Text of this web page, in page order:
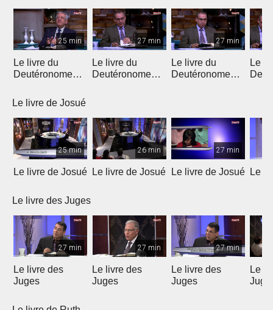
25 min
Le livre du
Deutéronome
27 min
Le livre du
Deutéronome
27 min
Le livre du
Deutéronome
Le
Le livre de Josué
25 min
Le livre de Josué
26 min
Le livre de Josué
27 min
Le livre de Josué Le
Le livre des Juges
27 min
Le livre des
Juges
27 min
Le livre des
Juges
27 min
Le livre des
Juges
Le